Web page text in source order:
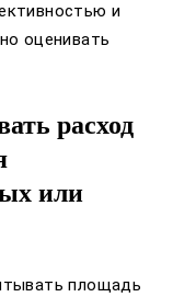
и
оценивать
расход
или
площадь